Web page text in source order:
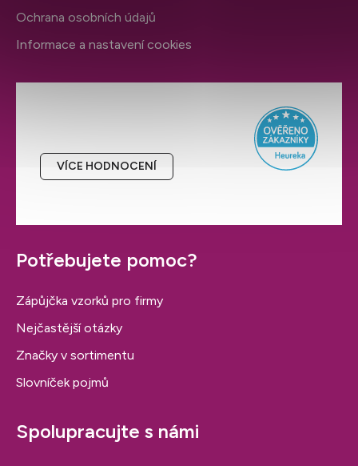
VÍCE HODNOCENÍ
Ochrana osobních údajů
Informace a nastavení cookies
Potřebujete pomoc?
Zápůjčka vzorků pro firmy
Nejčastější otázky
Značky v sortimentu
Slovníček pojmů
Spolupracujte s námi